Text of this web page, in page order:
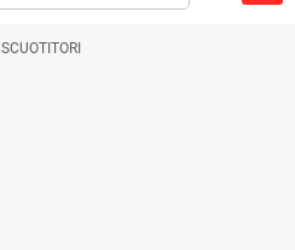
SCUOTITORI